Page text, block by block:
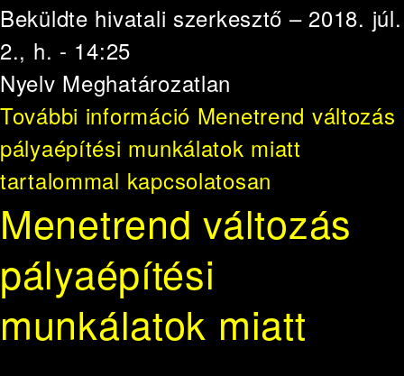
Beküldte hivatali szerkesztő – 2018. júl.
2., h. - 14:25
Nyelv Meghatározatlan
További információ Menetrend változás
pályaépítési munkálatok miatt
tartalommal kapcsolatosan
Menetrend változás
pályaépítési
munkálatok miatt